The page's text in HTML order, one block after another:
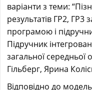
варіанти з теми:
результатів ГР2,
програмою і
Підручник
загальної середньої
Гільберг, Ярина
Відповідно до